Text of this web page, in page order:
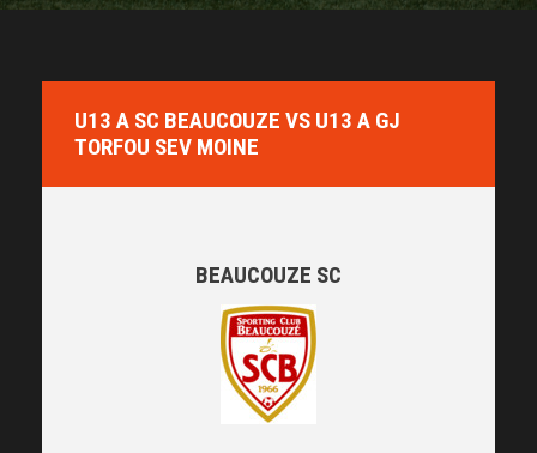
U13 A SC BEAUCOUZE VS U13 A GJ
TORFOU SEV MOINE
BEAUCOUZE SC